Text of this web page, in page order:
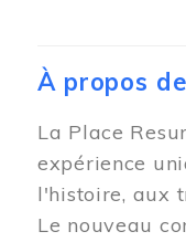
À propos
La Place
expérience
l'histoire, aux
Le nouveau